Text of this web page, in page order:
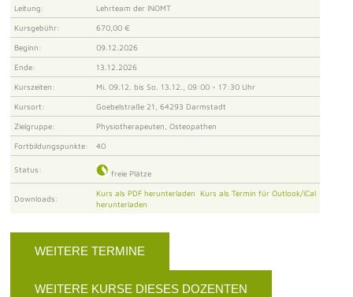
Leitung: Lehrteam der INOMT
Kursgebühr: 670,00 €
Beginn: 09.12.2026
Ende: 13.12.2026
Kurszeiten: Mi. 09.12. bis So. 13.12., 09:00 - 17:30 Uhr
Kursort: Goebelstraße 21, 64293 Darmstadt
Zielgruppe: Physiotherapeuten, Osteopathen
Fortbildungspunkte: 40
Status: freie Plätze
Downloads:
Kurs als PDF herunterladen Kurs als Termin für Outlook/iCal
herunterladen
WEITERE TERMINE
WEITERE KURSE DIESES DOZENTEN